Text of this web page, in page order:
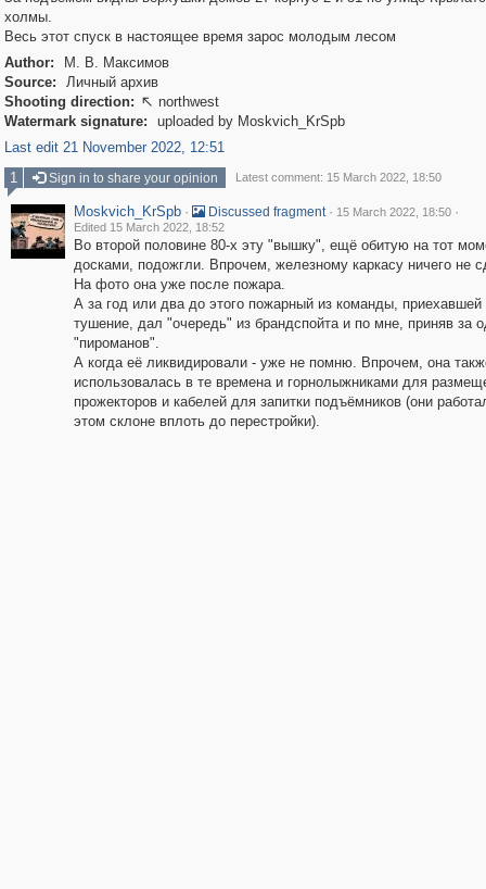
холмы.
Весь этот спуск в настоящее время зарос молодым лесом
Author:
М. В. Максимов
Source:
Личный архив
Shooting direction:  northwest
Watermark signature:
uploaded by Moskvich_KrSpb
Last edit 21 November 2022, 12:51
1
Sign in to share your opinion Latest comment: 15 March 2022, 18:50
Moskvich_KrSpb · Discussed fragment · 15 March 2022, 18:50 ·
Edited 15 March 2022, 18:52
Во второй половине 80-х эту "вышку", ещё обитую на тот
досками, подожгли. Впрочем, железному каркасу ничего не
На фото она уже после пожара.
А за год или два до этого пожарный из команды, приехавшей
тушение, дал "очередь" из брандспойта и по мне, приняв за
"пироманов".
А когда её ликвидировали - уже не помню. Впрочем, она
использовалась в те времена и горнолыжниками для
прожекторов и кабелей для запитки подъёмников (они
этом склоне вплоть до перестройки).